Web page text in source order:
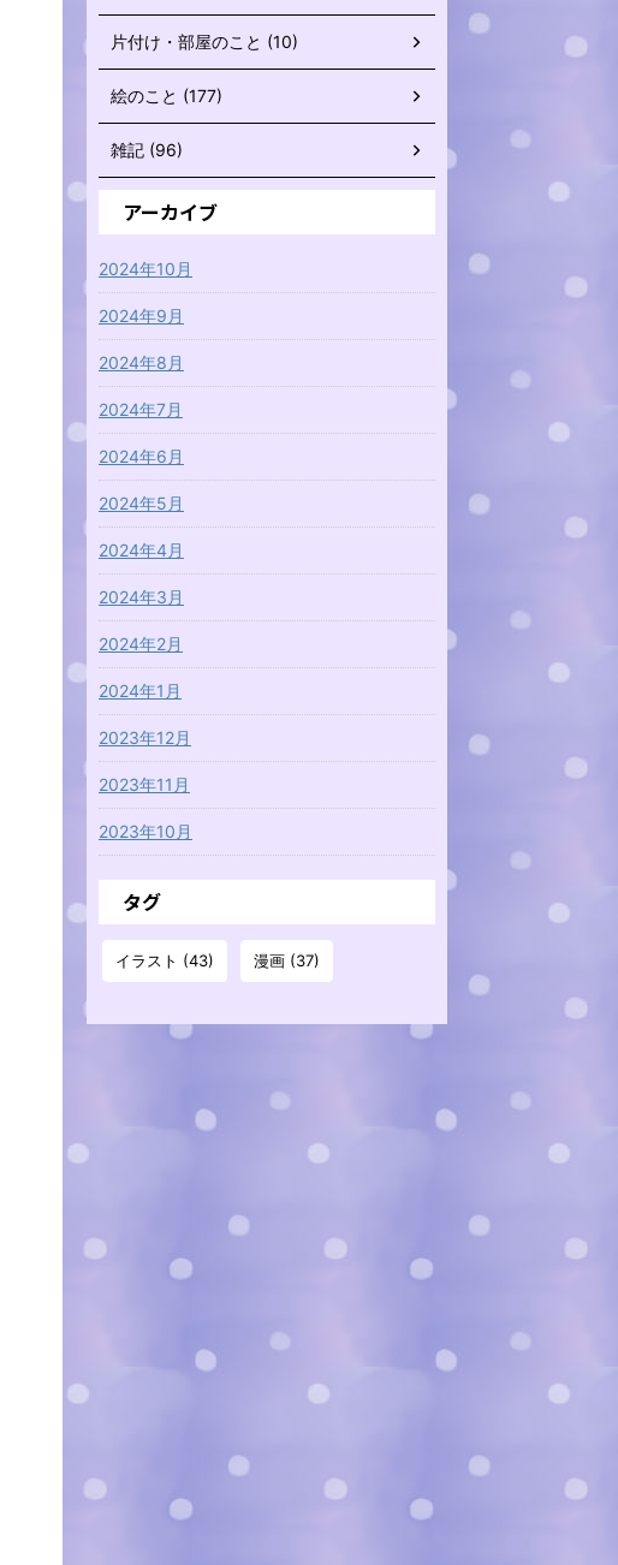
片付け・部屋のこと (10)
絵のこと (177)
雑記 (96)
アーカイブ
2024年10月
2024年9月
2024年8月
2024年7月
2024年6月
2024年5月
2024年4月
2024年3月
2024年2月
2024年1月
2023年12月
2023年11月
2023年10月
タグ
イラスト (43) 漫画 (37)